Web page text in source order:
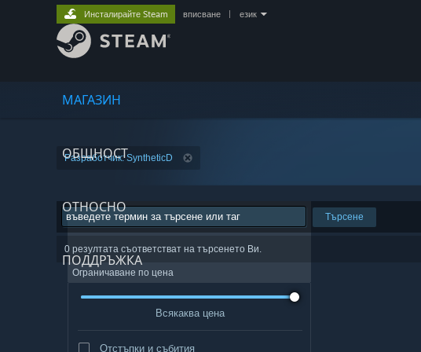
МАГАЗИН
ОБЩНОСТ
ОТНОСНО
ПОДДРЪЖКА
Инсталирайте Steam вписване език
Разработчик: SyntheticD
Търсене
0 резултата съответстват на търсенето Ви.
Ограничаване по цена
Всякаква цена
Отстъпки и събития